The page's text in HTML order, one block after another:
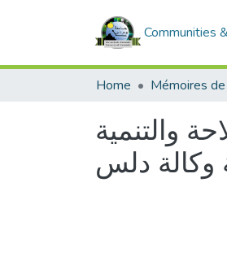
Communities
Home Mémoires
والتنمية
وكالة دلس